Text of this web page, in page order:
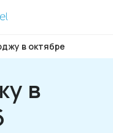
в октябре
в